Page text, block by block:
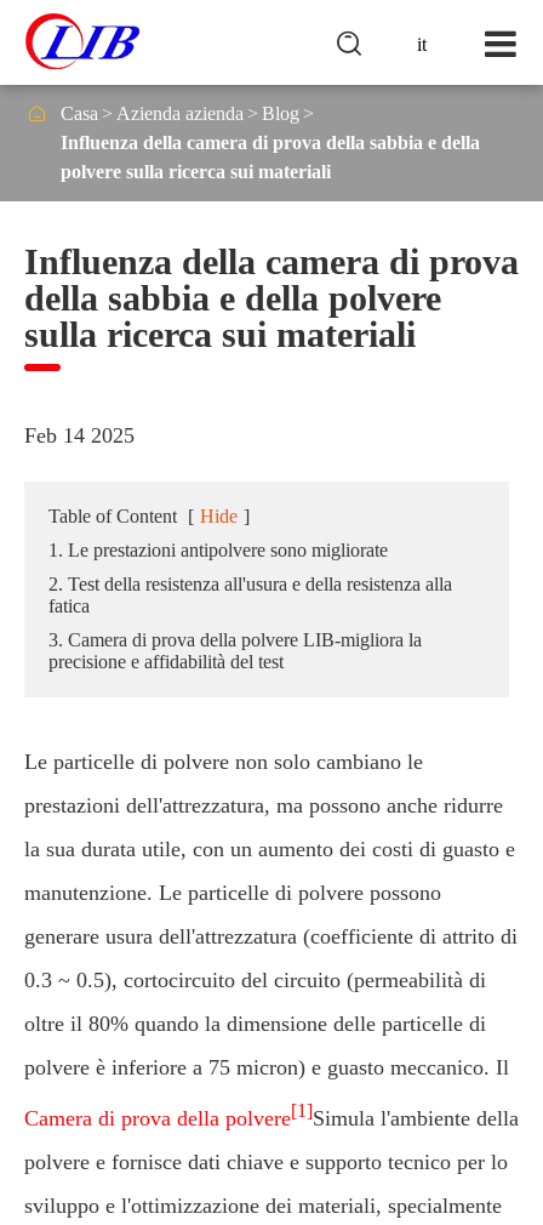
it

 Casa Azienda azienda
Blog
Influenza della camera di prova della sabbia e della
polvere sulla ricerca sui materiali
Influenza della camera di prova
della sabbia e della polvere
sulla ricerca sui materiali
Feb 14 2025
Table of Content [ Hide ]
1. Le prestazioni antipolvere sono migliorate
2. Test della resistenza all'usura e della resistenza alla
fatica
3. Camera di prova della polvere LIB-migliora la
precisione e affidabilità del test
Le particelle di polvere non solo cambiano le
prestazioni dell'attrezzatura, ma possono anche ridurre
la sua durata utile, con un aumento dei costi di guasto e
manutenzione. Le particelle di polvere possono
generare usura dell'attrezzatura (coefficiente di attrito di
0.3 ~ 0.5), cortocircuito del circuito (permeabilità di
oltre il 80% quando la dimensione delle particelle di
polvere è inferiore a 75 micron) e guasto meccanico. Il
Camera di prova della polvere[1]Simula l'ambiente della
polvere e fornisce dati chiave e supporto tecnico per lo
sviluppo e l'ottimizzazione dei materiali, specialmente